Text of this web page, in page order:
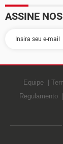
ASSINE
Equipe
Regulamento